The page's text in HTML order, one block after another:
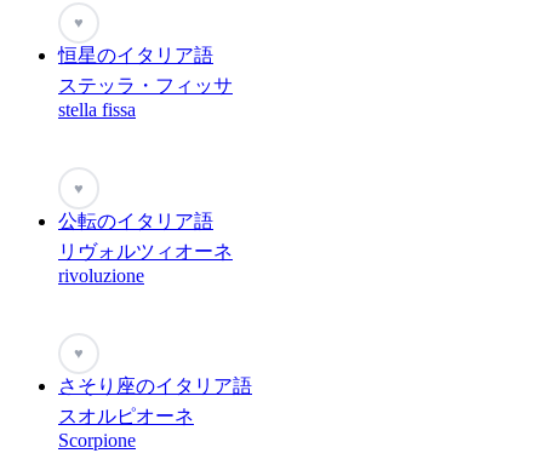
♥
恒星のイタリア語
ステッラ・フィッサ
stella fissa
♥
公転のイタリア語
リヴォルツィオーネ
rivoluzione
♥
さそり座のイタリア語
スオルピオーネ
Scorpione